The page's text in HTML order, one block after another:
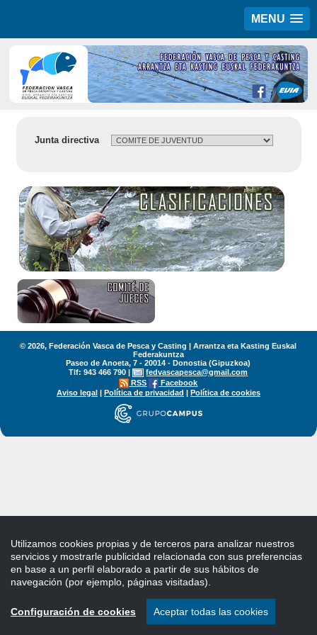
MENU
Junta directiva
© 2026, Federación Vasca de Pesca y Casting | Arrantza eta Kasting Euskal
Federakuntza
Paseo de Anoeta, 7 - 20014 - Donostia (Gipuzkoa)
Tlf: 943 466 790 |
fedvascapesca@gmail.com
RSS
Facebook
Aviso legal| Política de privacidad | Política de cookies
Utilizamos cookies propias y de terceros para analizar nuestros
servicios y mostrarle publicidad relacionada con sus preferencias
en base a un perfil elaborado a partir de sus hábitos de
navegación (por ejemplo, páginas visitadas).
Configuración de cookies Aceptar todas las cookies